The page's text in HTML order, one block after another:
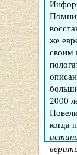
же
своим
2000
когда